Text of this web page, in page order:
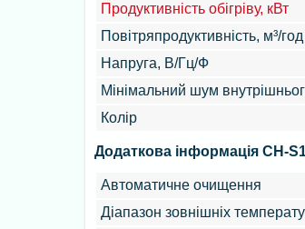
Продуктивність обігріву, кВт
Повітряпродуктивність, м³/год
Напруга, В/Гц/Ф
Мінімальний шум
Колір
Додаткова інформація CH-
Автоматичне очищення
Діапазон зовнішніх